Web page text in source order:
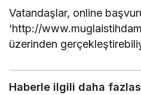
Vatandaşlar, online
‘http://
üzerinden
Haberle ilgili daha